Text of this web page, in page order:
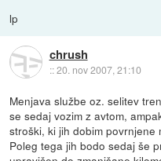
lp
chrush
::20. nov 2007, 21:10
Menjava službe oz. selitev
se sedaj vozim z avtom,
stroški, ki jih dobim povrnjene
Poleg tega jih bodo sedaj še